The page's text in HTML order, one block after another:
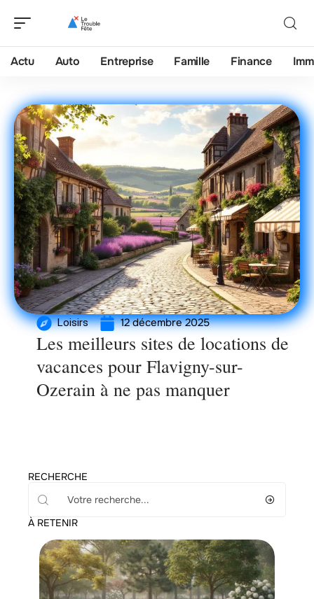
Actu Auto Entreprise Famille Finance
Loisirs 12 décembre 2025
Les meilleurs sites de locations de
vacances pour Flavigny-sur-
Ozerain à ne pas manquer
RECHERCHE
À RETENIR